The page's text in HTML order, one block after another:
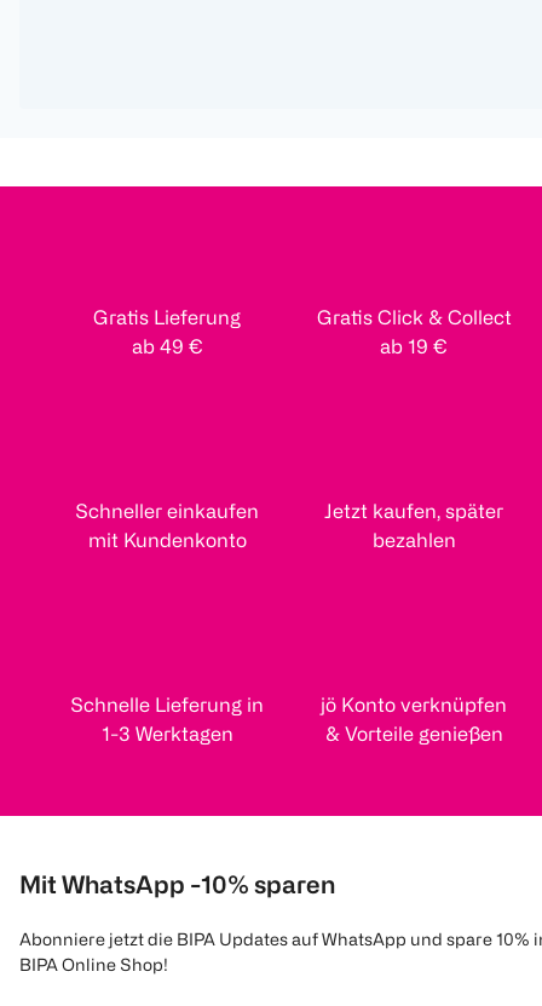
Gratis Lieferung
ab 49 €
Gratis Click & Collect
ab 19 €
Schneller einkaufen
mit Kundenkonto
Jetzt kaufen, später
bezahlen
Schnelle Lieferung in
1-3 Werktagen
jö Konto verknüpfen
& Vorteile genießen
Mit WhatsApp -10% sparen
Abonniere jetzt die BIPA Updates auf WhatsApp und spare 10%
BIPA Online Shop!